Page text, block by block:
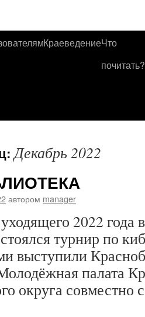
КраеведениеЧто
почитать?
Декабрь 2022
автором manager
2022 года
турнир по
выступили
палата
округа